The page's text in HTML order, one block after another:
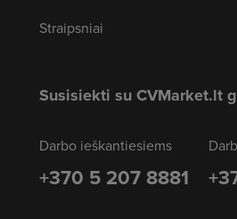
Straipsniai
Susisiekti su CVMarket.lt
Darbo ieškantiesiems
+370 5 207 8881